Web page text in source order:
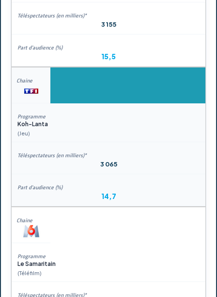
3 155
15,5
Koh-Lanta
(Jeu)
3 065
14,7
Le Samaritain
(Téléfilm)